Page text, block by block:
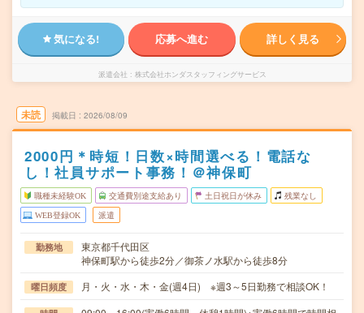
気になる! 応募へ進む 詳しく見る
派遣会社 株式会社ホンダスタッフィングサービス
未読 掲載日 2026/08/09
2000円＊時短！日数×時間選べる！電話な
し！社員サポート事務！＠神保町
職種未経験OK 交通費別途支給あり 土日祝日が休み 残業なし
WEB登録OK 派遣
勤務地
東京都千代田区
神保町駅から徒歩2分／御茶ノ水駅から徒歩8分
曜日頻度 月・火・水・木・金(週4日) ※週3～5日勤務で相談OK！